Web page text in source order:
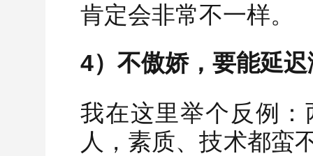
肯定会非常不一样。
4）不傲娇，要能延
我在这里举个反例
人，素质、技术都蛮